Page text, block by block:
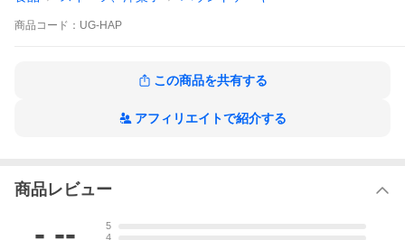
玄うどん1玉・揚げ1枚・自家製ストレートだし1個
※本商品は冷凍商品です。
食べるだけのヘルシーうどん登場!
1.独自製法で特許取得難消化性デキストリンをとどめる
商品 コード： UG-HAP
この商品を共有する
アフィリエイトで紹介する
商品レビュー
5
4